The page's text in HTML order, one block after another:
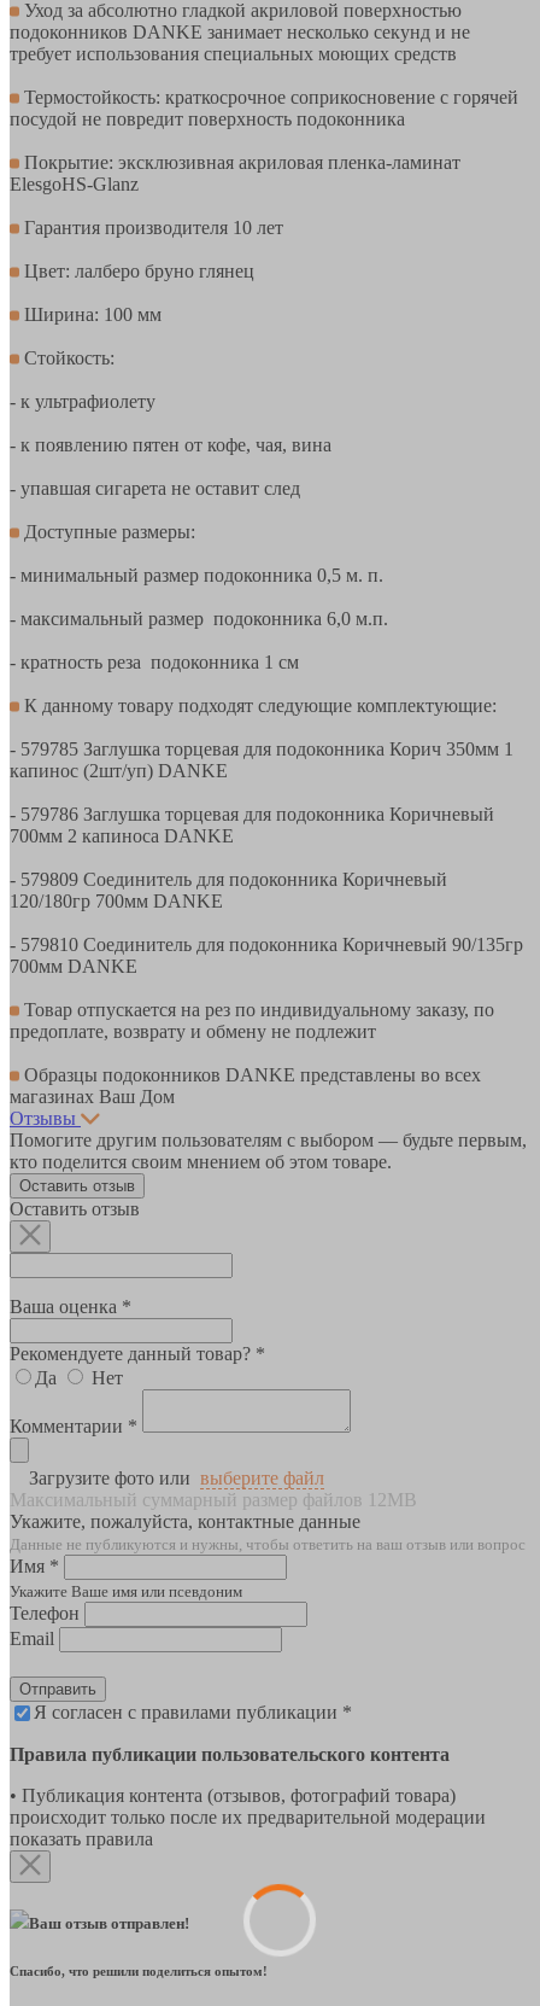
Уход за абсолютно гладкой акриловой поверхностью
подоконников DANKE занимает несколько секунд и не
требует использования специальных моющих средств
Термостойкость: краткосрочное соприкосновение с горячей
посудой не повредит поверхность подоконника
Покрытие: эксклюзивная акриловая пленка-ламинат
ElesgoHS-Glanz
Гарантия производителя 10 лет
Цвет: лалберо бруно глянец
Ширина: 100 мм
Стойкость:
- к ультрафиолету
- к появлению пятен от кофе, чая, вина
- упавшая сигарета не оставит след
Доступные размеры:
- минимальный размер подоконника 0,5 м. п.
- максимальный размер подоконника 6,0 м.п.
- кратность реза подоконника 1 см
К данному товару подходят следующие комплектующие:
- 579785 Заглушка торцевая для подоконника Корич 350мм 1
капинос (2шт/уп) DANKE
- 579786 Заглушка торцевая для подоконника Коричневый
700мм 2 капиноса DANKE
- 579809 Соединитель для подоконника Коричневый
120/180гр 700мм DANKE
- 579810 Соединитель для подоконника Коричневый 90/135гр
700мм DANKE
Товар отпускается на рез по индивидуальному заказу, по
предоплате, возврату и обмену не подлежит
Образцы подоконников DANKE представлены во всех
магазинах Ваш Дом
Отзывы
Помогите другим пользователям с выбором — будьте первым,
кто поделится своим мнением об этом товаре.
Оставить отзыв
Оставить отзыв
Ваша оценка *
Рекомендуете данный товар? *
Да
Нет
Комментарии *
Загрузите фото или выберите файл
Максимальный суммарный размер файлов 12MB
Укажите, пожалуйста, контактные данные
Данные не публикуются и нужны, чтобы ответить на ваш отзыв или вопрос
Имя *
Укажите Ваше имя или псевдоним
Телефон
Email
Отправить
Я согласен с правилами публикации *
Правила публикации пользовательского контента
• Публикация контента (отзывов, фотографий товара)
происходит только после их предварительной модерации
показать правила
Ваш отзыв отправлен!
Спасибо, что решили поделиться опытом!